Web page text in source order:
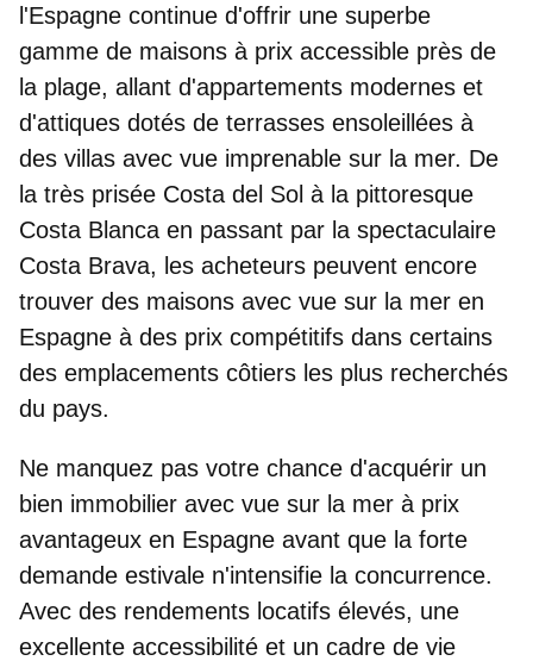
l'Espagne continue d'offrir une superbe
gamme de maisons à prix accessible près de
la plage, allant d'appartements modernes et
d'attiques dotés de terrasses ensoleillées à
des villas avec vue imprenable sur la mer. De
la très prisée Costa del Sol à la pittoresque
Costa Blanca en passant par la spectaculaire
Costa Brava, les acheteurs peuvent encore
trouver des maisons avec vue sur la mer en
Espagne à des prix compétitifs dans certains
des emplacements côtiers les plus recherchés
du pays.
Ne manquez pas votre chance d'acquérir un
bien immobilier avec vue sur la mer à prix
avantageux en Espagne avant que la forte
demande estivale n'intensifie la concurrence.
Avec des rendements locatifs élevés, une
excellente accessibilité et un cadre de vie